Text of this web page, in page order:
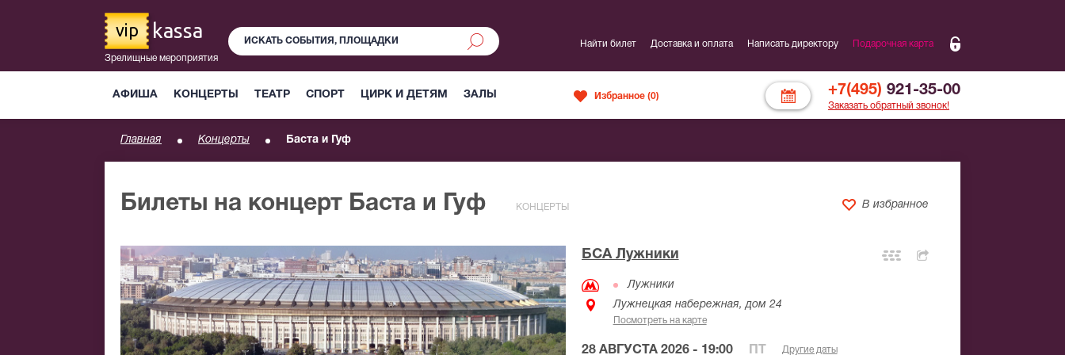
vip kassa
Зрелищные мероприятия
АФИША КОНЦЕРТЫ ТЕАТР СПОРТ ЦИРК И ДЕТЯМ ЗАЛЫ
Найти билет Доставка и оплата Написать директору Подарочная карта
+7(495) 921-35-00
Заказать обратный звонок!
Избранное (0)
Главная Концерты Баста и Гуф
Билеты на концерт Баста и Гуф КОНЦЕРТЫ В избранное
БСА Лужники
Лужники
Лужнецкая набережная, дом 24
Посмотреть на карте
28 АВГУСТА 2026 - 19:00 Другие даты